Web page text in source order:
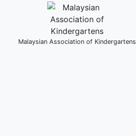
Malaysian Association of Kindergartens